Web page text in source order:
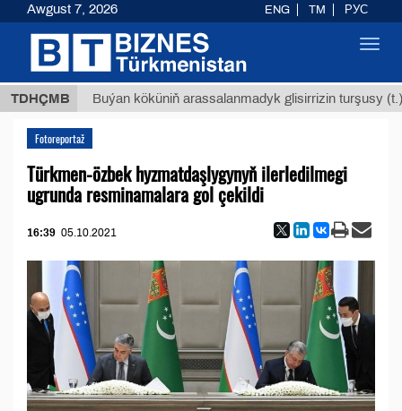
TDHÇMBBuýan köküniň arassalanmadyk glisirrizin turşusy (t.)
Fotoreportaž
Türkmen-özbek hyzmatdaşlygynyň ilerledilmegi
ugrunda resminamalara gol çekildi
16:39 05.10.2021
Awgust 7, 2026 ENG TM РУС